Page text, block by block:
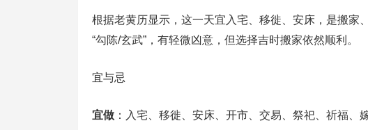
根据老黄历显示，这一天宜入宅、移徙、安床，是搬家
“勾陈/玄武”，有轻微凶意，但选择吉时搬家依然顺利。
宜与忌
宜做 ：入宅、移徙、安床、开市、交易、祭祀、祈福、